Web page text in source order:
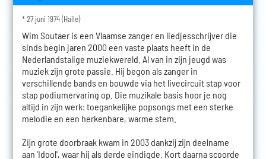
* 27 juni 1974 (Halle)
Wim Soutaer is een Vlaamse zanger en liedjesschrijver die
sinds begin jaren 2000 een vaste plaats heeft in de
Nederlandstalige muziekwereld. Al van in zijn jeugd was
muziek zijn grote passie. Hij begon als zanger in
verschillende bands en bouwde via het livecircuit stap voor
stap podiumervaring op. Die muzikale basis hoor je nog
altijd in zijn werk: toegankelijke popsongs met een sterke
melodie en een herkenbare, warme stem.
Zijn grote doorbraak kwam in 2003 dankzij zijn deelname
aan 'Idool', waar hij als derde eindigde. Kort daarna scoorde